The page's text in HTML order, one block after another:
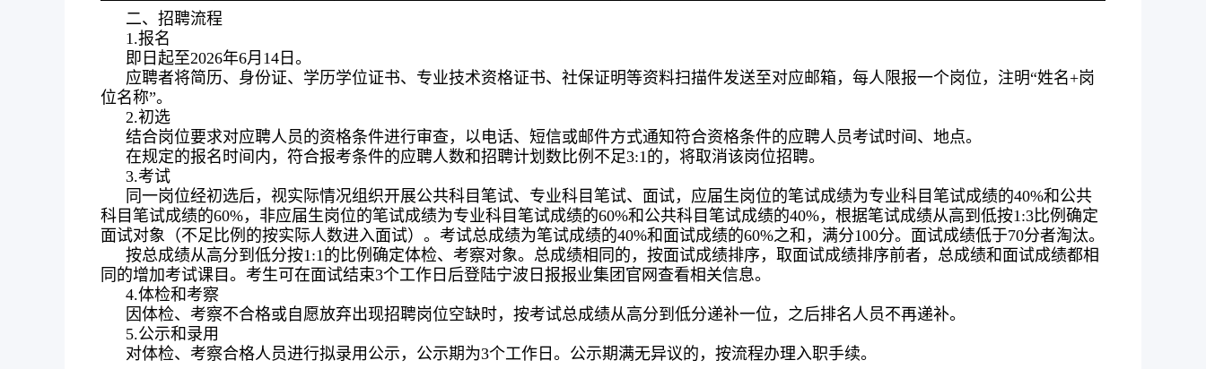
二、招聘流程
1.报名
即日起至2026年6月14日。
应聘者将简历、身份证、学历学位证书、专业技术资格证书、社保证明等资料扫描件发送至对应邮箱，每人限报一个岗位，注明“姓名+岗
位名称”。
2.初选
结合岗位要求对应聘人员的资格条件进行审查，以电话、短信或邮件方式通知符合资格条件的应聘人员考试时间、地点。
在规定的报名时间内，符合报考条件的应聘人数和招聘计划数比例不足3:1的，将取消该岗位招聘。
3.考试
同一岗位经初选后，视实际情况组织开展公共科目笔试、专业科目笔试、面试，应届生岗位的笔试成绩为专业科目笔试成绩的40%和公共
科目笔试成绩的60%，非应届生岗位的笔试成绩为专业科目笔试成绩的60%和公共科目笔试成绩的40%，根据笔试成绩从高到低按1:3比例确定
面试对象（不足比例的按实际人数进入面试）。考试总成绩为笔试成绩的40%和面试成绩的60%之和，满分100分。面试成绩低于70分者淘汰。
按总成绩从高分到低分按1:1的比例确定体检、考察对象。总成绩相同的，按面试成绩排序，取面试成绩排序前者，总成绩和面试成绩都相
同的增加考试课目。考生可在面试结束3个工作日后登陆宁波日报报业集团官网查看相关信息。
4.体检和考察
因体检、考察不合格或自愿放弃出现招聘岗位空缺时，按考试总成绩从高分到低分递补一位，之后排名人员不再递补。
5.公示和录用
对体检、考察合格人员进行拟录用公示，公示期为3个工作日。公示期满无异议的，按流程办理入职手续。